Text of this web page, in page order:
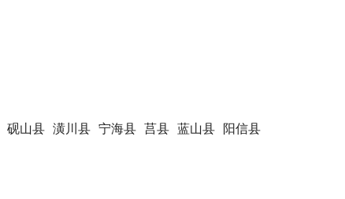
砚山县 潢川县 宁海县 莒县 蓝山县 阳信县